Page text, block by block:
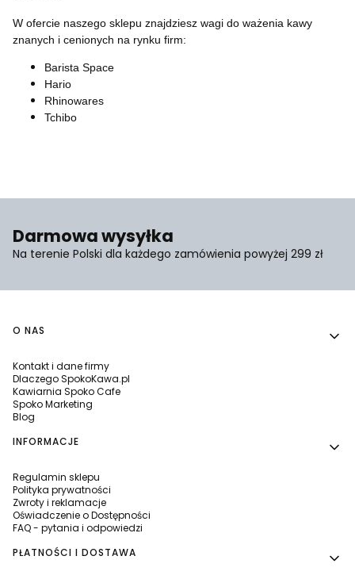
W ofercie naszego sklepu znajdziesz wagi do ważenia kawy
znanych i cenionych na rynku firm:
Barista Space
Hario
Rhinowares
Tchibo
Darmowa wysyłka
Na terenie Polski dla każdego zamówienia powyżej 299 zł
Linki w stopce
O NAS
Kontakt i dane firmy
Dlaczego SpokoKawa.pl
Kawiarnia Spoko Cafe
Spoko Marketing
Blog
INFORMACJE
Regulamin sklepu
Polityka prywatności
Zwroty i reklamacje
Oświadczenie o Dostępności
FAQ - pytania i odpowiedzi
PŁATNOŚCI I DOSTAWA